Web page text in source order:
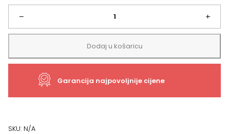
–
Tkani
tepih
Elif
beige,
+
Dodaj u košaricu
Garancija najpovoljnije cijene
SKU: N/A